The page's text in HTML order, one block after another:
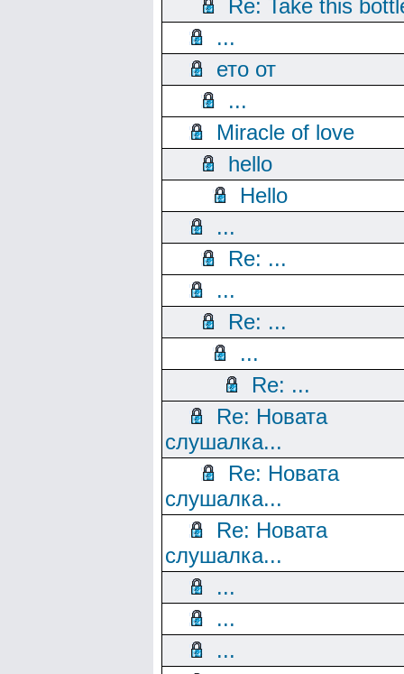
Re: Take this
...
ето от
...
Miracle of love
hello
Hello
...
Re: ...
...
Re: ...
...
Re: ...
Re: Новата
слушалка...
Re: Новата
слушалка...
Re: Новата
слушалка...
...
...
...